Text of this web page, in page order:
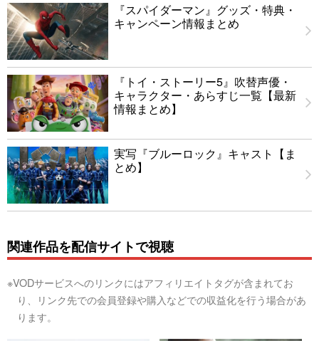
『スパイダーマン』グッズ・特典・
キャンペーン情報まとめ
『トイ・ストーリー5』吹替声優・
キャラクター・あらすじ一覧【最新
情報まとめ】
実写『ブルーロック』キャスト【ま
とめ】
関連作品を配信サイトで視聴
※VODサービスへのリンクにはアフィリエイトタグが含まれてお
り、リンク先での会員登録や購入などでの収益化を行う場合があ
ります。